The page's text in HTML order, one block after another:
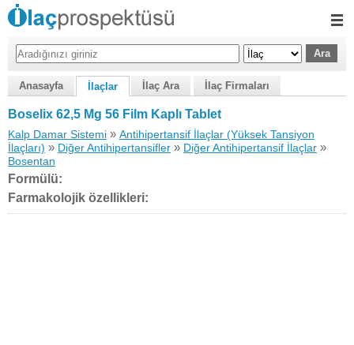
Anasayfa İlaçlar İlaç Ara İlaç Firmaları
Boselix 62,5 Mg 56 Film Kaplı Tablet
Kalp Damar Sistemi » Antihipertansif İlaçlar (Yüksek Tansiyon
İlaçları) » Diğer Antihipertansifler » Diğer Antihipertansif İlaçlar »
Bosentan
Formülü:
Farmakolojik özellikleri: